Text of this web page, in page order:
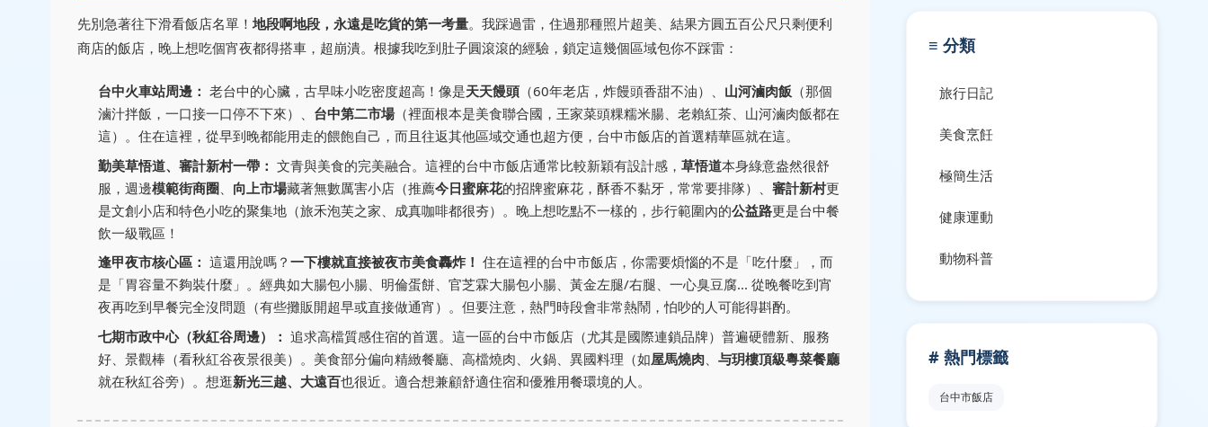
先別急著往下滑看飯店名單！ 地段啊地段，永遠是吃貨的第一考量。我踩過雷，住過那種照片超美、結果方圓五百公尺只剩便利
商店的飯店，晚上想吃個宵夜都得搭車，超崩潰。根據我吃到肚子圓滾滾的經驗，鎖定這幾個區域包你不踩雷：
台中火車站周邊： 老台中的心臟，古早味小吃密度超高！像是天天饅頭（60年老店，炸饅頭香甜不油）、 山河滷肉飯（那個
滷汁拌飯，一口接一口停不下來）、 台中第二市場（裡面根本是美食聯合國，王家菜頭粿糯米腸、老賴紅茶、山河滷肉飯都在
這）。住在這裡，從早到晚都能用走的餵飽自己，而且往返其他區域交通也超方便，台中市飯店的首選精華區就在這。
勤美草悟道、審計新村一帶： 文青與美食的完美融合。這裡的台中市飯店通常比較新穎有設計感， 草悟道本身綠意盎然很舒
服，週邊模範街商圈、 向上市場藏著無數厲害小店（推薦今日蜜麻花的招牌蜜麻花，酥香不黏牙，常常要排隊）、 審計新村更
是文創小店和特色小吃的聚集地（旅禾泡芙之家、成真咖啡都很夯）。晚上想吃點不一樣的，步行範圍內的公益路更是台中餐
飲一級戰區！
逢甲夜市核心區： 這還用說嗎？ 一下樓就直接被夜市美食轟炸！ 住在這裡的台中市飯店，你需要煩惱的不是「吃什麼」，而
是「胃容量不夠裝什麼」。經典如大腸包小腸、明倫蛋餅、官芝霖大腸包小腸、黃金左腿/右腿、一心臭豆腐... 從晚餐吃到宵
夜再吃到早餐完全沒問題（有些攤販開超早或直接做通宵）。但要注意，熱門時段會非常熱鬧，怕吵的人可能得斟酌。
七期市政中心（秋紅谷周邊）： 追求高檔質感住宿的首選。這一區的台中市飯店（尤其是國際連鎖品牌）普遍硬體新、服務
好、景觀棒（看秋紅谷夜景很美）。美食部分偏向精緻餐廳、高檔燒肉、火鍋、異國料理（如屋馬燒肉、 与玥樓頂級粵菜餐廳
就在秋紅谷旁）。想逛新光三越、大遠百也很近。適合想兼顧舒適住宿和優雅用餐環境的人。
≡ 分類
旅行日記
美食烹飪
極簡生活
健康運動
動物科普
# 熱門標籤
台中市飯店